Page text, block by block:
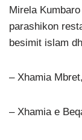
Mirela
parashikon
besimit islam
– Xhamia
– Xhamia e